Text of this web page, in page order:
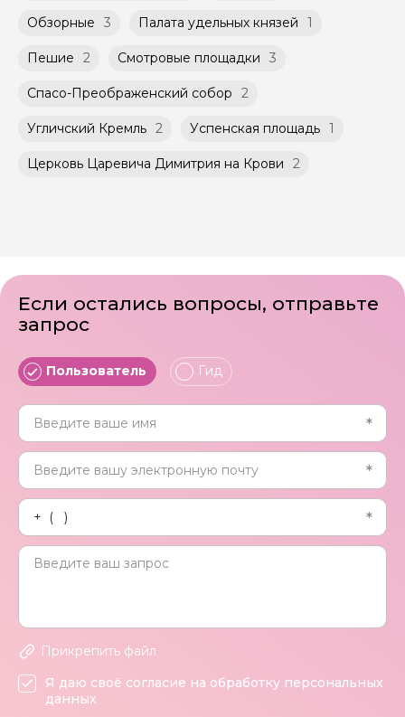
Обзорные 3 Палата удельных князей 1
Пешие 2 Смотровые площадки 3
Спасо-Преображенский собор 2
Угличский Кремль 2 Успенская площадь 1
Церковь Царевича Димитрия на Крови 2
Если остались вопросы, отправьте
запрос
Пользователь Гид
Прикрепить файл
Я даю своё согласие на обработку персональных
данных